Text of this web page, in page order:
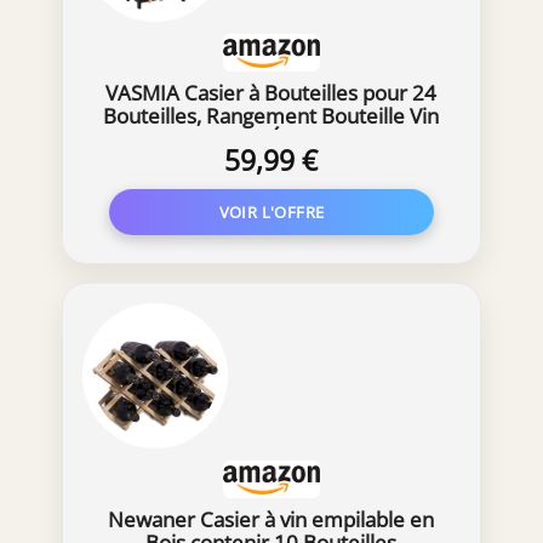
VASMIA Casier à Bouteilles pour 24
Bouteilles, Rangement Bouteille Vin
en Bambou, Étagère à Vin
Autoportante 6 Niveaux, pour Cave,
Cuisine, Bars, 41x24x82 cm, Marron
Rustique
59,99 €
Newaner Casier à vin empilable en